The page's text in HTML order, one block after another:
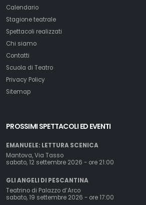
Calendario
Stagione teatrale
Spettacoli realizzati
Chi siamo
Contatti
Scuola di Teatro
Privacy Policy
Sitemap
PROSSIMI SPETTACOLI ED EVENTI
EMANUELE: LETTURA SCENICA
Mantova, Via Tasso
sabato, 12 settembre 2026 - ore 21:00
GLI ANGELI DI PESCANTINA
Teatrino di Palazzo d’Arco
sabato, 19 settembre 2026 - ore 17:00